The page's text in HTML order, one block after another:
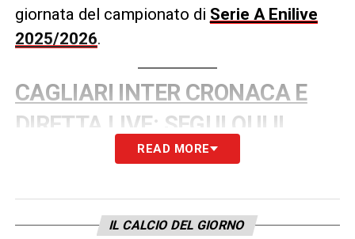
giornata del campionato di Serie A Enilive
2025/2026.
CAGLIARI INTER CRONACA E
DIRETTA LIVE: SEGUI QUI IL
READ MORE
IL CALCIO DEL GIORNO